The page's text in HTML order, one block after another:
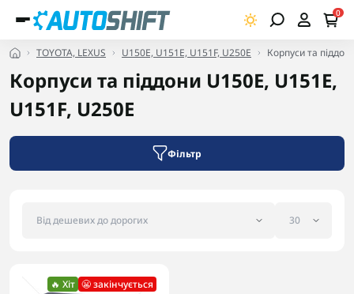
0
TOYOTA, LEXUS U150E, U151E, U151F, U250E Корпуси та
Корпуси та піддони U150E, U151E,
U151F, U250E
Фільтр
🔥 Хіт 😬 закінчується